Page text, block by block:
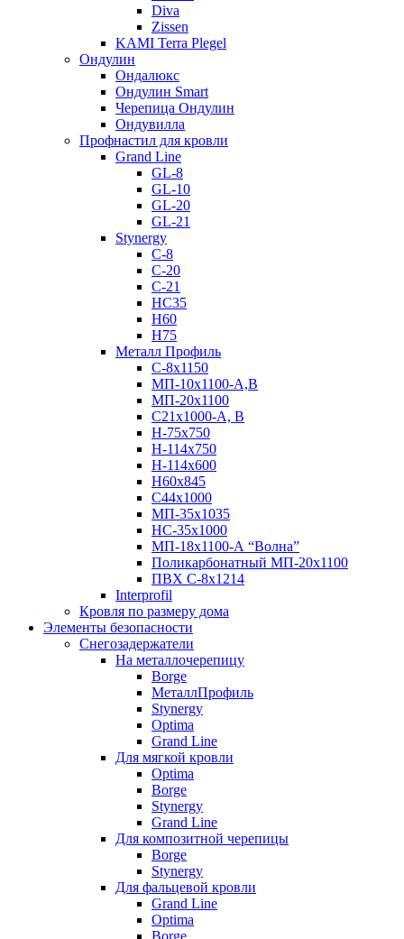
Diva
Zissen
KAMI Terra Plegel
Ондулин
Ондалюкс
Ондулин Smart
Черепица Ондулин
Ондувилла
Профнастил для кровли
Grand Line
GL-8
GL-10
GL-20
GL-21
Stynergy
C-8
C-20
C-21
НС35
Н60
H75
Металл Профиль
С-8х1150
МП-10x1100-А,В
МП-20х1100
С21х1000-А, В
H-75х750
Н-114х750
Н-114х600
Н60х845
С44х1000
МП-35х1035
НС-35х1000
МП-18х1100-А “Волна”
Поликарбонатный МП-20х1100
ПВХ С-8х1214
Interprofil
Кровля по размеру дома
Элементы безопасности
Снегозадержатели
На металлочерепицу
Borge
МеталлПрофиль
Stynergy
Optima
Grand Line
Для мягкой кровли
Optima
Borge
Stynergy
Grand Line
Для композитной черепицы
Borge
Stynergy
Для фальцевой кровли
Grand Line
Optima